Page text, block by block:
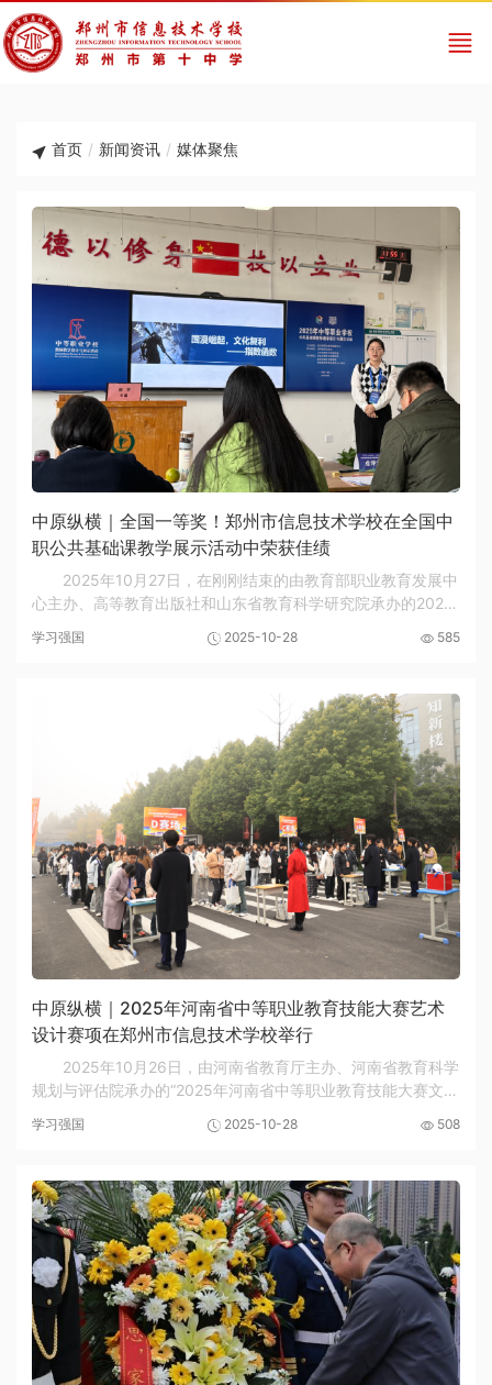
首页 / 新闻资讯 / 媒体聚焦
中原纵横｜全国一等奖！郑州市信息技术学校在全国中
职公共基础课教学展示活动中荣获佳绩
2025年10月27日，在刚刚结束的由教育部职业教育发展中
心主办、高等教育出版社和山东省教育科学研究院承办的2025
市信息技术学校吕树欣老师以扎实的专业功底、...
学习强国 2025-10-28 585
中原纵横｜2025年河南省中等职业教育技能大赛艺术
设计赛项在郑州市信息技术学校举行
2025年10月26日，由河南省教育厅主办、河南省教育科学
规划与评估院承办的“2025年河南省中等职业教育技能大赛文化
省78所中职学校的193名选手汇聚一堂，以...
学习强国 2025-10-28 508